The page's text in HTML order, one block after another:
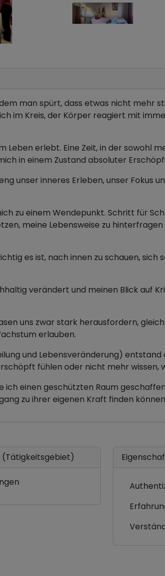
man spürt, dass etwas nicht
im Kreis, der Körper reagiert mit
Leben erlebt. Eine Zeit, in der sowohl
in einem Zustand absoluter
unser inneres Erleben, unser Fokus
zu einem Wendepunkt. Schritt für
meine Lebensweise zu
es ist, nach innen zu schauen,
verändert und meinen Blick auf
uns zwar stark herausfordern,
erlauben.
und Lebensveränderung)
fühlen oder nicht mehr wissen,
ich einen geschützten Raum
zu ihrer eigenen Kraft finden
(Tätigkeitsgebiet)